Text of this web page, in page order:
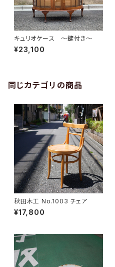
キュリオケース 〜鍵付き〜
¥23,100
同じカテゴリの商品
秋田木工 No.1003 チェア
¥17,800